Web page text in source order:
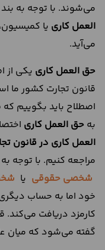
می‌شوند. با توجه به بند 3 این ماده می‌توان گفت که
العمل کاری یا
می‌آید.
حق العمل کاری یکی از
قانون تجارت کشور ما
اصطلاح باید بگوییم
به حق العمل کاری
العمل کاری در قانون
مراجعه کنیم. با توجه
شخصی حقوقی یا
خود اما به حساب
کارمزد دریافت می‌کند.
گفته می‌شود که میان